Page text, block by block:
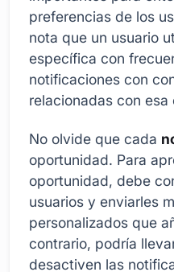
preferencias de los
nota que un usuario
específica con
notificaciones con
relacionadas con
No olvide que cada
oportunidad. Para
oportunidad, debe
usuarios y enviarles
personalizados que
contrario, podría
desactiven las